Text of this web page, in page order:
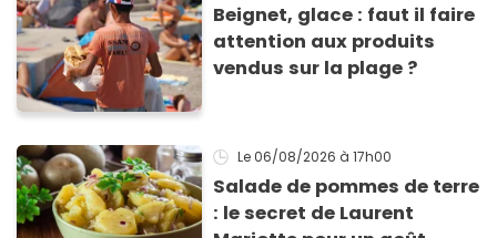
Beignet, glace : faut il faire
attention aux produits
vendus sur la plage ?
Le 06/08/2026 à 17h00
Salade de pommes de terre
: le secret de Laurent